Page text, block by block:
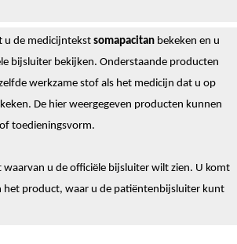
u de medicijntekst somapacitan bekeken en u
bijsluiter bekijken. Onderstaande producten
werkzame stof als het medicijn dat u op
De hier weergegeven producten kunnen
toedieningsvorm.
waarvan u de officiële bijsluiter wilt zien. U komt
het product, waar u de patiëntenbijsluiter kunt